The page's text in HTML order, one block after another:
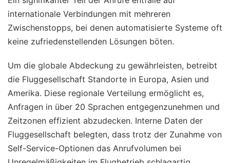
internationale Verbindungen mit mehreren
Zwischenstopps, bei denen automatisierte Systeme oft
keine zufriedenstellenden Lösungen böten.
Um die globale Abdeckung zu gewährleisten, betreibt
die Fluggesellschaft Standorte in Europa, Asien und
Amerika. Diese regionale Verteilung ermöglicht es,
Anfragen in über 20 Sprachen entgegenzunehmen und
Zeitzonen effizient abzudecken. Interne Daten der
Fluggesellschaft belegten, dass trotz der Zunahme von
Self-Service-Optionen das Anrufvolumen bei